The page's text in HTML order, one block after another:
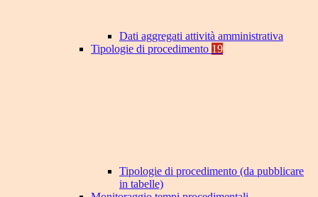
Dati aggregati attività amministrativa
Tipologie di procedimento 19
Tipologie di procedimento (da pubblicare
in tabelle)